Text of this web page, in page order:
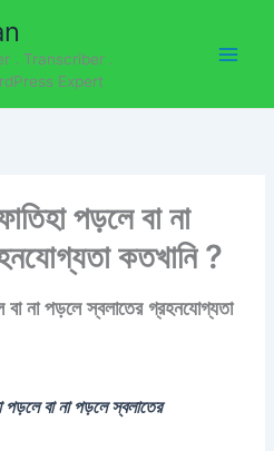
. Transcriber .
Expert
পড়লে বা না
কতখানি ?
বা না পড়লে স্বলাতের গ্রহনযোগ্যতা
পড়লে বা না পড়লে স্বলাতের